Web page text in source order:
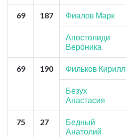
69 187 Фиалов Марк
Апостолиди
Вероника
69 190 Фильков Кирилл
Безух
Анастасия
75 27
Бедный
Анатолий